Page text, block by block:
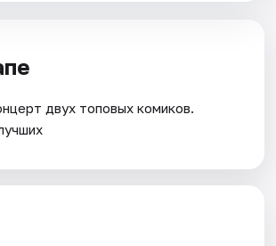
двух топовых комиков.